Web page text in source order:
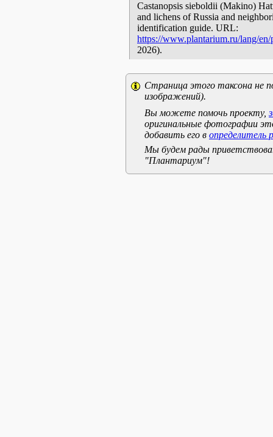
Castanopsis sieboldii (Makino)
and lichens of Russia and
identification guide. URL:
https://www.plantarium.ru/lang/
2026).
Страница этого таксона не
изображений).
Вы можете помочь проекту,
оригинальные фотографии
добавить его в определитель
Мы будем рады
"Плантариум"!